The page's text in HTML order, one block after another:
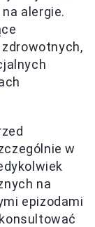
alergie.
w
na
epizodami